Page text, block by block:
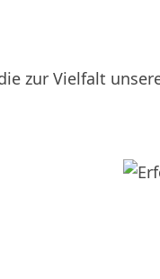
zur Vielfalt